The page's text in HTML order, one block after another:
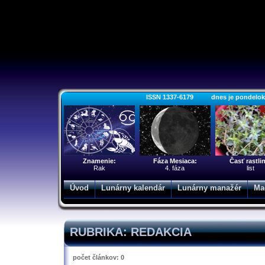
ISSN 1337-6179 dnes je pondelok
Znamenie:
Rak
Fáza Mesiaca:
4. fáza
Časť
list
Úvod Lunárny kalendár Lunárny manažér
RUBRIKA: REDAKCIA
počet článkov: 0